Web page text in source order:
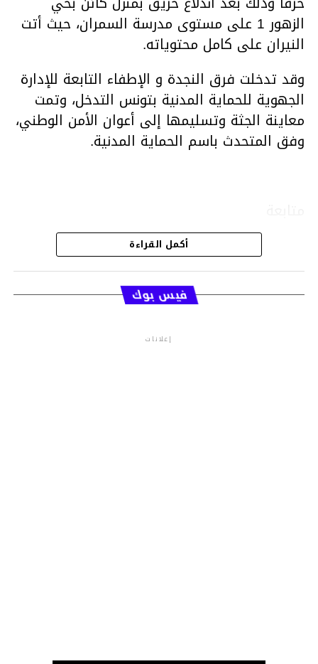
الزهور 1 على مستوى مدرسة السمران، حيث أتت
النيران على كامل محتوياته.
وقد تدخلت فرق النجدة و الإطفاء التابعة للإدارة
الجهوية للحماية المدنية بتونس التدخل، وتمت
معاينة الجثة وتسليمها إلى أعوان الأمن الوطني،
وفق المتحدث باسم الحماية المدنية.
قسم الاخبار
أكمل القراءة
فيس بوك
إعلانات